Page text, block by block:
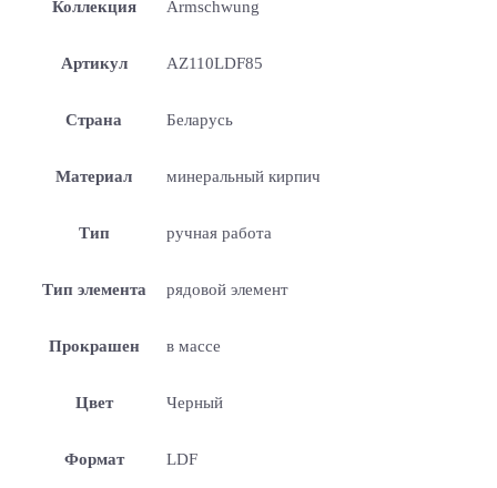
Коллекция Armschwung
Артикул AZ110LDF85
Страна Беларусь
Материал минеральный кирпич
Тип ручная работа
Тип элемента рядовой элемент
Прокрашен в массе
Цвет Черный
Формат LDF